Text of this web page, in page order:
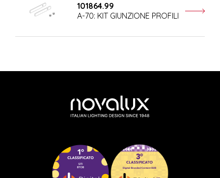
101864.99
A-70: KIT GIUNZIONE PROFILI